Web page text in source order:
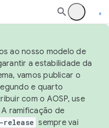
ao nosso modelo de
a estabilidade da
vamos publicar o
e quarto
com o AOSP, use
A ramificação de
sempre vai